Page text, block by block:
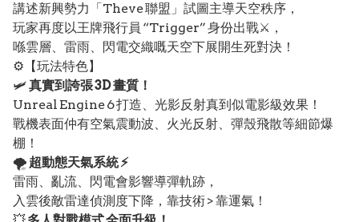
講述新興勢力「Theve 聯盟」試圖主導天空秩序，
玩家再度以王牌飛行員 “Trigger” 身份出戰⚔️，
喺雲層、雷雨、閃電交織嘅天空下展開生死對決！
⚙️【玩法特色】
🛩️真實到誇張 3D 畫質！
Unreal Engine 6 打造、光影反射真到似電影級效果！
戰機表面仲有空氣震動波、火光反射、彈殼飛散等細節爆
棚！
🌪️ 超動態天氣系統 ⚡
雷雨、亂流、閃電會影響導彈軌跡，
入雲後敵雷達偵測度下降，靠技術 > 靠運氣！